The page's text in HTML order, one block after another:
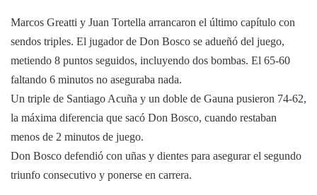
Marcos Greatti y Juan Tortella arrancaron el último capítulo con
sendos triples. El jugador de Don Bosco se adueñó del juego,
metiendo 8 puntos seguidos, incluyendo dos bombas. El 65-60
faltando 6 minutos no aseguraba nada.
Un triple de Santiago Acuña y un doble de Gauna pusieron 74-62,
la máxima diferencia que sacó Don Bosco, cuando restaban
menos de 2 minutos de juego.
Don Bosco defendió con uñas y dientes para asegurar el segundo
triunfo consecutivo y ponerse en carrera.